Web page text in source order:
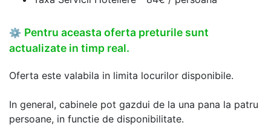
⚙ Pentru aceasta oferta preturile sunt
actualizate in timp real.
Oferta este valabila in limita locurilor disponibile.
In general, cabinele pot gazdui de la una pana la patru
persoane, in functie de disponibilitate.